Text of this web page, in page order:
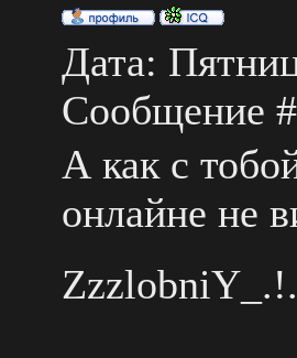
Дата:
Сообщение
А как с
онлайне не